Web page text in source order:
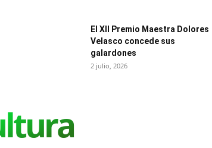
El XII Premio Maestra Dolores
Velasco concede sus
galardones
2 julio, 2026